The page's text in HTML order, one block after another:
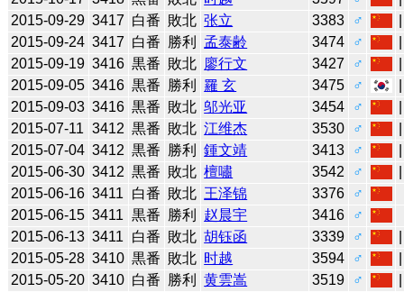
2015-09-29 3417 白番 敗北 张立 3383 ♂
2015-09-24 3417 白番 勝利 孟泰齢 3474 ♂
2015-09-19 3416 黒番 敗北 廖行文 3427 ♂
2015-09-05 3416 黒番 勝利 羅 玄 3475 ♂
2015-09-03 3416 黒番 敗北 邬光亚 3454 ♂
2015-07-11 3412 黒番 敗北 江维杰 3530 ♂
2015-07-04 3412 黒番 勝利 鍾文靖 3413 ♂
2015-06-30 3412 黒番 敗北 檀嘯 3542 ♂
2015-06-16 3411 白番 敗北 王泽锦 3376
♂
2015-06-15 3411 黒番 勝利 赵晨宇 3416
♂
2015-06-13 3411 白番 敗北 胡钰函 3339 ♂
2015-05-28 3410 黒番 敗北 时越 3594 ♂
2015-05-20 3410 白番 勝利 黄雲嵩 3519 ♂